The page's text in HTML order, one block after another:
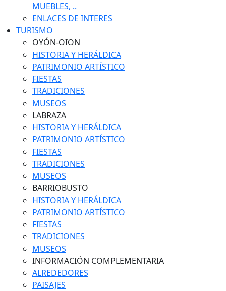
MUEBLES, ..
ENLACES DE INTERES
TURISMO
OYÓN-OION
HISTORIA Y HERÁLDICA
PATRIMONIO ARTÍSTICO
FIESTAS
TRADICIONES
MUSEOS
LABRAZA
HISTORIA Y HERÁLDICA
PATRIMONIO ARTÍSTICO
FIESTAS
TRADICIONES
MUSEOS
BARRIOBUSTO
HISTORIA Y HERÁLDICA
PATRIMONIO ARTÍSTICO
FIESTAS
TRADICIONES
MUSEOS
INFORMACIÓN COMPLEMENTARIA
ALREDEDORES
PAISAJES